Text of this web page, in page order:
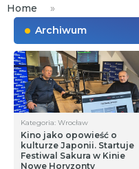
Home
»
Archiwum
Kategoria: Wrocław
Kino jako opowieść o
kulturze Japonii. Startuje
Festiwal Sakura w Kinie
Nowe Horyzonty